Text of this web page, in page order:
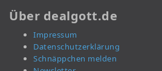
Über dealgott.de
Impressum
Datenschutzerklärung
Schnäppchen melden